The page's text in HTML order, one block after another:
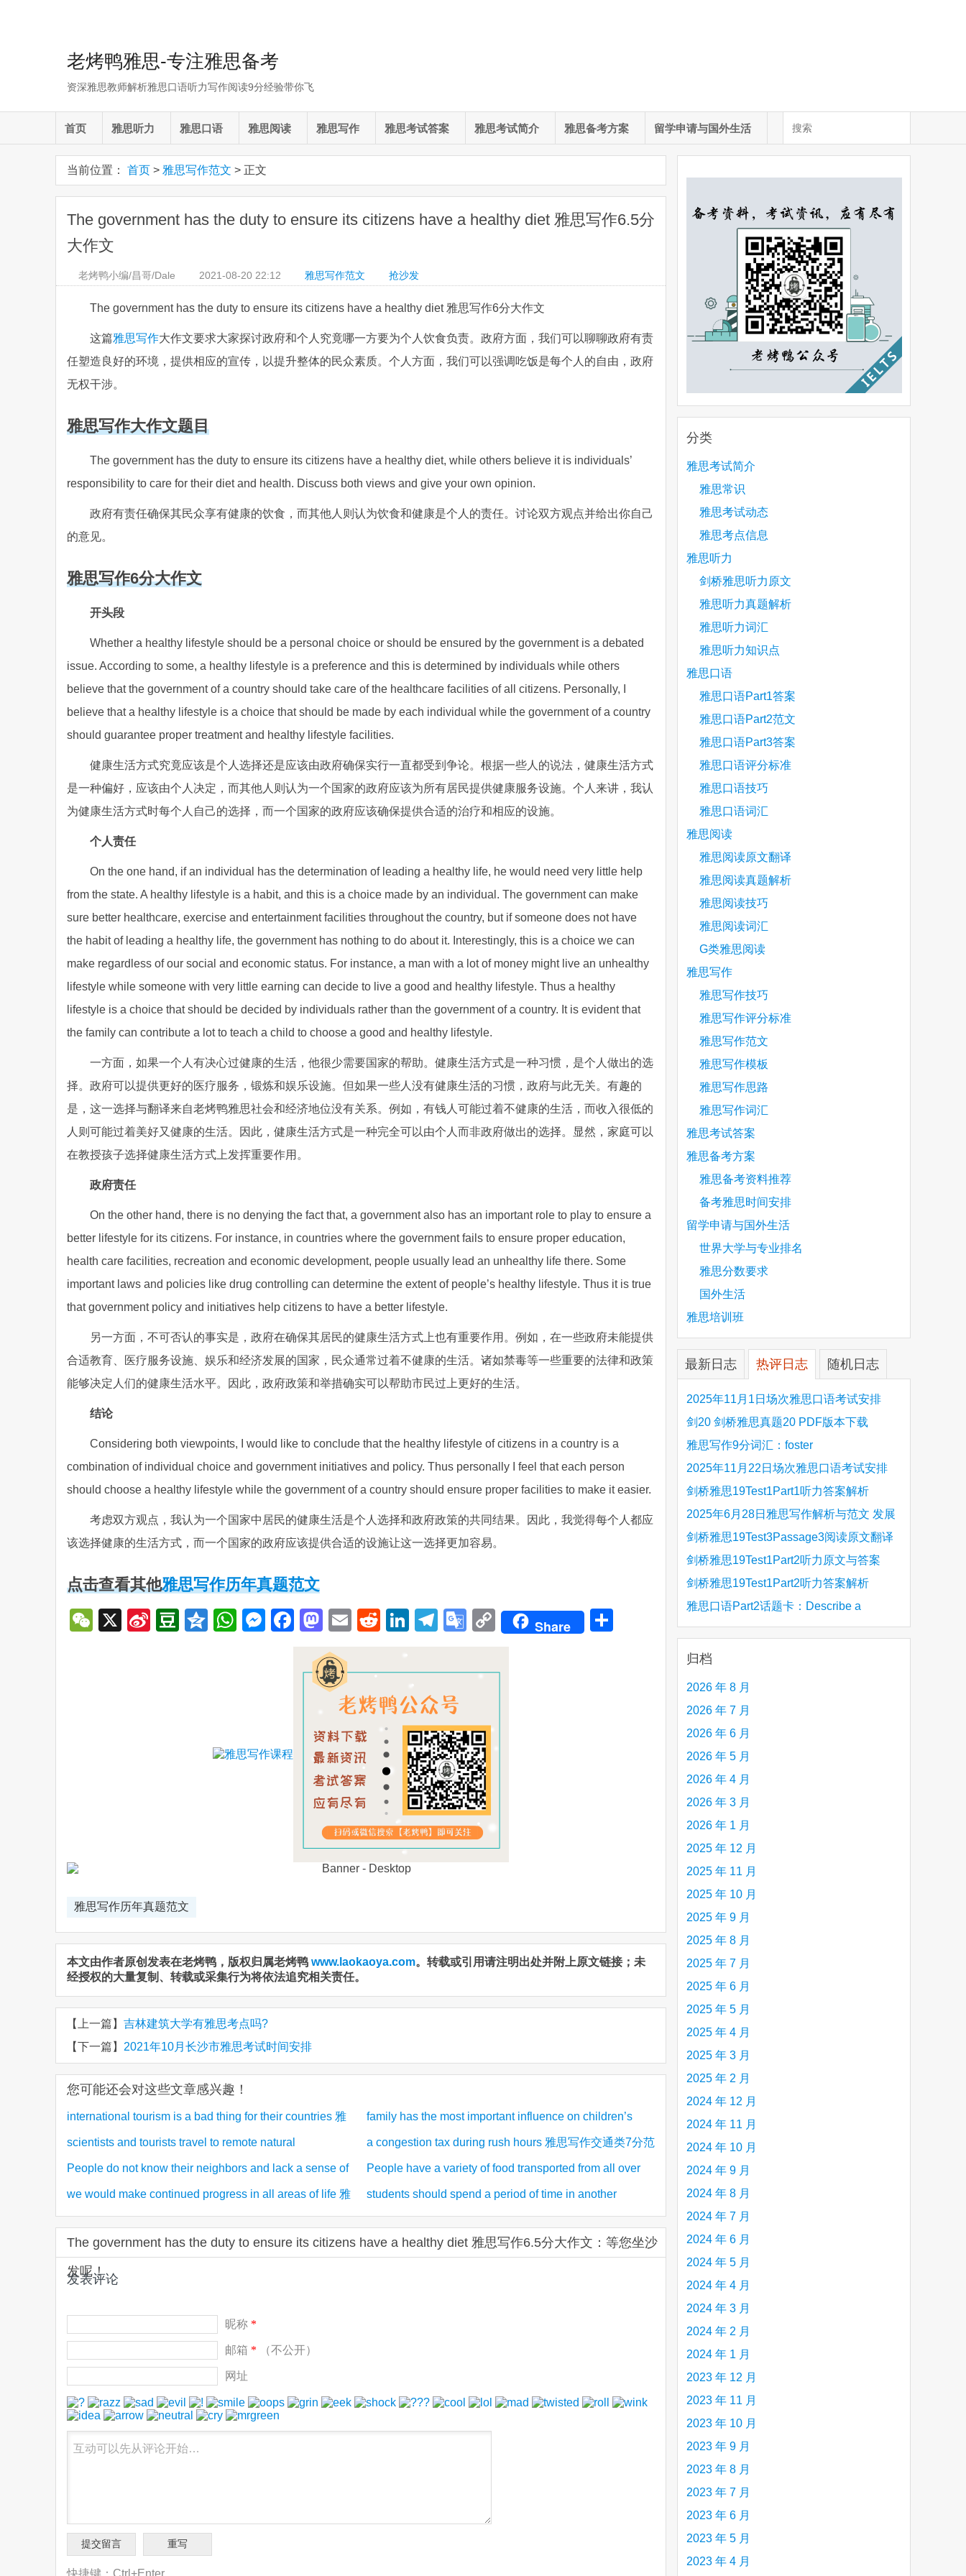
老烤鸭雅思-专注雅思备考
资深雅思教师解析雅思口语听力写作阅读9分经验带你飞
首页 雅思听力 雅思口语 雅思阅读 雅思写作 雅思考试答案 雅思考试简介 雅思备考方案 留学申请与国外生活
当前位置： 首页 > 雅思写作范文 > 正文
The government has the duty to ensure its citizens have a healthy diet 雅思写作6.5分
大作文
老烤鸭小编/昌哥/Dale 2021-08-20 22:12 雅思写作范文 抢沙发
The government has the duty to ensure its citizens have a healthy diet 雅思写作6分大作文
这篇雅思写作大作文要求大家探讨政府和个人究竟哪一方要为个人饮食负责。政府方面，我们可以聊聊政府有责
任塑造良好的环境，提供相应的宣传，以提升整体的民众素质。个人方面，我们可以强调吃饭是每个人的自由，政府
无权干涉。
雅思写作大作文题目
The government has the duty to ensure its citizens have a healthy diet, while others believe it is individuals’
responsibility to care for their diet and health. Discuss both views and give your own opinion.
政府有责任确保其民众享有健康的饮食，而其他人则认为饮食和健康是个人的责任。讨论双方观点并给出你自己
的意见。
雅思写作6分大作文
开头段
Whether a healthy lifestyle should be a personal choice or should be ensured by the government is a debated
issue. According to some, a healthy lifestyle is a preference and this is determined by individuals while others
believe that the government of a country should take care of the healthcare facilities of all citizens. Personally, I
believe that a healthy lifestyle is a choice that should be made by each individual while the government of a country
should guarantee proper treatment and healthy lifestyle facilities.
健康生活方式究竟应该是个人选择还是应该由政府确保实行一直都受到争论。根据一些人的说法，健康生活方式
是一种偏好，应该由个人决定，而其他人则认为一个国家的政府应该为所有居民提供健康服务设施。个人来讲，我认
为健康生活方式时每个人自己的选择，而一个国家的政府应该确保提供合适的治疗和相应的设施。
个人责任
On the one hand, if an individual has the determination of leading a healthy life, he would need very little help
from the state. A healthy lifestyle is a habit, and this is a choice made by an individual. The government can make
sure better healthcare, exercise and entertainment facilities throughout the country, but if someone does not have
the habit of leading a healthy life, the government has nothing to do about it. Interestingly, this is a choice we can
make regardless of our social and economic status. For instance, a man with a lot of money might live an unhealthy
lifestyle while someone with very little earning can decide to live a good and healthy lifestyle. Thus a healthy
lifestyle is a choice that should be decided by individuals rather than the government of a country. It is evident that
the family can contribute a lot to teach a child to choose a good and healthy lifestyle.
一方面，如果一个人有决心过健康的生活，他很少需要国家的帮助。健康生活方式是一种习惯，是个人做出的选
择。政府可以提供更好的医疗服务，锻炼和娱乐设施。但如果一些人没有健康生活的习惯，政府与此无关。有趣的
是，这一选择与翻译来自老烤鸭雅思社会和经济地位没有关系。例如，有钱人可能过着不健康的生活，而收入很低的
人则可能过着美好又健康的生活。因此，健康生活方式是一种完全可以由个人而非政府做出的选择。显然，家庭可以
在教授孩子选择健康生活方式上发挥重要作用。
政府责任
On the other hand, there is no denying the fact that, a government also has an important role to play to ensure a
better lifestyle for its citizens. For instance, in countries where the government fails to ensure proper education,
health care facilities, recreation and economic development, people usually lead an unhealthy life there. Some
important laws and policies like drug controlling can determine the extent of people’s healthy lifestyle. Thus it is true
that government policy and initiatives help citizens to have a better lifestyle.
另一方面，不可否认的事实是，政府在确保其居民的健康生活方式上也有重要作用。例如，在一些政府未能提供
合适教育、医疗服务设施、娱乐和经济发展的国家，民众通常过着不健康的生活。诸如禁毒等一些重要的法律和政策
能够决定人们的健康生活水平。因此，政府政策和举措确实可以帮助市民过上更好的生活。
结论
Considering both viewpoints, I would like to conclude that the healthy lifestyle of citizens in a country is a
combination of individual choice and government initiatives and policy. Thus personally I feel that each person
should choose a healthy lifestyle while the government of a country should ensure proper facilities to make it easier.
考虑双方观点，我认为一个国家中居民的健康生活是个人选择和政府政策的共同结果。因此，我觉得每个人都应
该选择健康的生活方式，而一个国家的政府应该提供合适的设施让这一选择更加容易。
点击查看其他雅思写作历年真题范文
WeChat
X
SinaDouban
QzoneWhatsApp
Messenger
Facebook
Mastodon
EmailRedditLinkedIn
Telegram
Google
CopyShare
雅思写作历年真题范文
本文由作者原创发表在老烤鸭，版权归属老烤鸭 www.laokaoya.com。转载或引用请注明出处并附上原文链接；未
经授权的大量复制、转载或采集行为将依法追究相关责任。
【上一篇】 吉林建筑大学有雅思考点吗?
【下一篇】 2021年10月长沙市雅思考试时间安排
您可能还会对这些文章感兴趣！
international tourism is a bad thing for their countries 雅
思写作旅游类7分范文 (1)
family has the most important influence on children’s
development 雅思写作大作文7分范文
scientists and tourists travel to remote natural
environment 雅思写作环境类8分范文
a congestion tax during rush hours 雅思写作交通类7分范
文
People do not know their neighbors and lack a sense of
community 雅思写作社会类7分范文
People have a variety of food transported from all over
the world 雅思写作食物类7分范文
we would make continued progress in all areas of life 雅 students should spend a period of time in another
The government has the duty to ensure its citizens have a healthy diet 雅思写作6.5分大作文：等您坐沙
发呢！
发表评论
昵称 *
邮箱 * （不公开）
网址
快捷键：Ctrl+Enter
分类
雅思考试简介
雅思常识
雅思考试动态
雅思考点信息
雅思听力
剑桥雅思听力原文
雅思听力真题解析
雅思听力词汇
雅思听力知识点
雅思口语
雅思口语Part1答案
雅思口语Part2范文
雅思口语Part3答案
雅思口语评分标准
雅思口语技巧
雅思口语词汇
雅思阅读
雅思阅读原文翻译
雅思阅读真题解析
雅思阅读技巧
雅思阅读词汇
G类雅思阅读
雅思写作
雅思写作技巧
雅思写作评分标准
雅思写作范文
雅思写作模板
雅思写作思路
雅思写作词汇
雅思考试答案
雅思备考方案
雅思备考资料推荐
备考雅思时间安排
留学申请与国外生活
世界大学与专业排名
雅思分数要求
国外生活
雅思培训班
最新日志 热评日志 随机日志
2025年11月1日场次雅思口语考试安排
剑20 剑桥雅思真题20 PDF版本下载
雅思写作9分词汇：foster
2025年11月22日场次雅思口语考试安排
剑桥雅思19Test1Part1听力答案解析
Hinchingbrooke Country Park
2025年6月28日雅思写作解析与范文 发展
旅游业 手把手带你写高分范文
剑桥雅思19Test3Passage3阅读原文翻译
Is the era of artificial speech translation
upon us 人工智能语言翻译
剑桥雅思19Test1Part2听力原文与答案
Stanthorpe Twinning Association
剑桥雅思19Test1Part2听力答案解析
Stanthorpe Twinning Association
雅思口语Part2话题卡：Describe a
creative person (e.g. an artist, a musician,
etc.) you admire 钦佩的有创造力的人
归档
2026 年 8 月
2026 年 7 月
2026 年 6 月
2026 年 5 月
2026 年 4 月
2026 年 3 月
2026 年 1 月
2025 年 12 月
2025 年 11 月
2025 年 10 月
2025 年 9 月
2025 年 8 月
2025 年 7 月
2025 年 6 月
2025 年 5 月
2025 年 4 月
2025 年 3 月
2025 年 2 月
2024 年 12 月
2024 年 11 月
2024 年 10 月
2024 年 9 月
2024 年 8 月
2024 年 7 月
2024 年 6 月
2024 年 5 月
2024 年 4 月
2024 年 3 月
2024 年 2 月
2024 年 1 月
2023 年 12 月
2023 年 11 月
2023 年 10 月
2023 年 9 月
2023 年 8 月
2023 年 7 月
2023 年 6 月
2023 年 5 月
2023 年 4 月